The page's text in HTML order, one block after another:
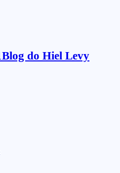
Blog do Hiel Levy